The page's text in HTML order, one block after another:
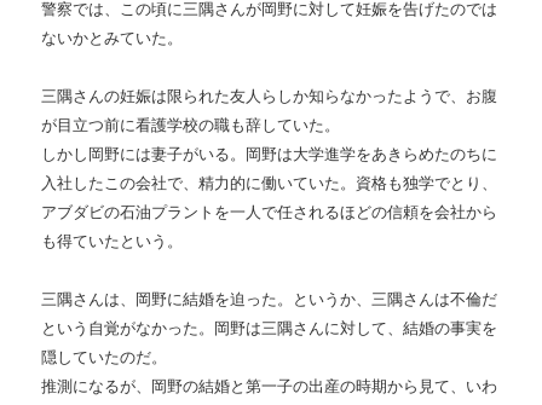
警察では、この頃に三隅さんが岡野に対して妊娠を告げたのでは
ないかとみていた。
三隅さんの妊娠は限られた友人らしか知らなかったようで、お腹
が目立つ前に看護学校の職も辞していた。
しかし岡野には妻子がいる。岡野は大学進学をあきらめたのちに
入社したこの会社で、精力的に働いていた。資格も独学でとり、
アブダビの石油プラントを一人で任されるほどの信頼を会社から
も得ていたという。
三隅さんは、岡野に結婚を迫った。というか、三隅さんは不倫だ
という自覚がなかった。岡野は三隅さんに対して、結婚の事実を
隠していたのだ。
推測になるが、岡野の結婚と第一子の出産の時期から見て、いわ